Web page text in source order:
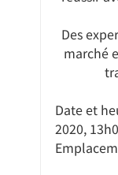
Des
marché
Date et
2020,